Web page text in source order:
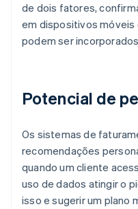
de dois fatores,
em dispositivos
podem ser
Potencial de
Os sistemas de
recomendações
quando um cliente
uso de dados atingir o
isso e sugerir um plano